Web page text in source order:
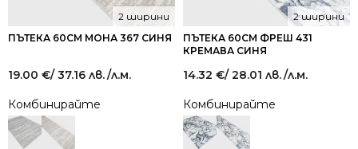
ПЪТЕКА 60СМ МОНА 367 СИНЯ
2 ширини
19.00 €/ 37.16 лв./л.м.
Комбинирайте
ПЪТЕКА 60СМ ФРЕШ 431
КРЕМАВА СИНЯ
2 ширини
14.32 €/ 28.01 лв./л.м.
Комбинирайте